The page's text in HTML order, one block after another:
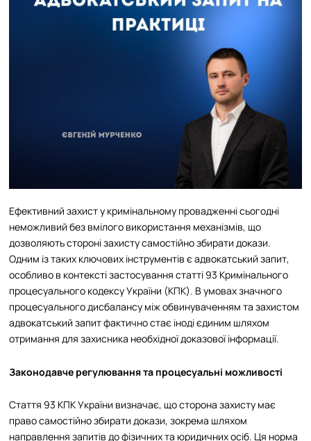
Ефективний захист у кримінальному провадженні сьогодні
неможливий без вмілого використання механізмів, що
дозволяють стороні захисту самостійно збирати докази.
Одним із таких ключових інструментів є адвокатський запит,
особливо в контексті застосування статті 93 Кримінального
процесуального кодексу України (КПК). В умовах значного
процесуального дисбалансу між обвинуваченням та захистом
адвокатський запит фактично стає іноді єдиним шляхом
отримання для захисника необхідної доказової інформації.​
Законодавче регулювання та процесуальні можливості
Стаття 93 КПК України визначає, що сторона захисту має
право самостійно збирати докази, зокрема шляхом
направлення запитів до фізичних та юридичних осіб. Ця норма